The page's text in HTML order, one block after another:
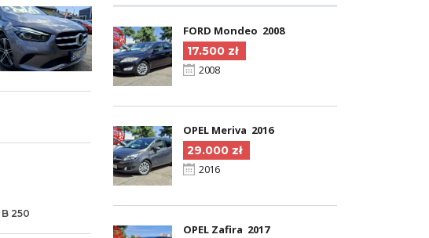
B 250
FORD Mondeo 2008
17.500 zł
2008
OPEL Meriva 2016
29.000 zł
2016
OPEL Zafira 2017